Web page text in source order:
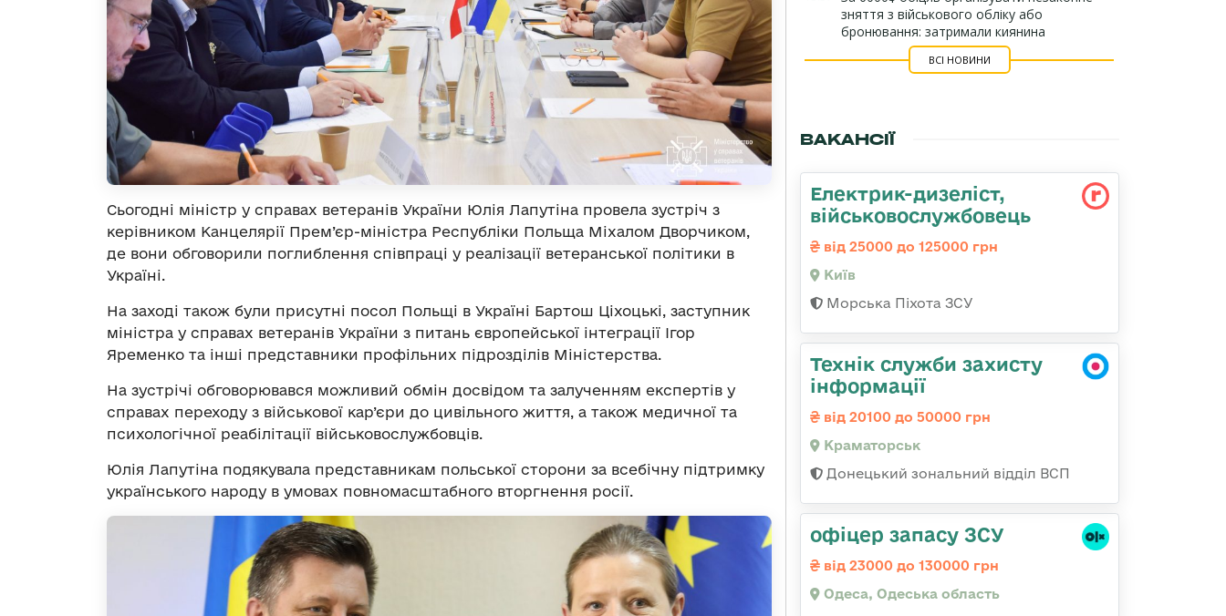
Сьогодні міністр у справах ветеранів України Юлія Лапутіна провела зустріч з
керівником Канцелярії Прем’єр-міністра Республіки Польща Міхалом Дворчиком,
де вони обговорили поглиблення співпраці у реалізації ветеранської політики в
Україні.
На заході також були присутні посол Польщі в Україні Бартош Ціхоцькі, заступник
міністра у справах ветеранів України з питань європейської інтеграції Ігор
Яременко та інші представники профільних підрозділів Міністерства.
На зустрічі обговорювався можливий обмін досвідом та залученням експертів у
справах переходу з військової кар’єри до цивільного життя, а також медичної та
психологічної реабілітації військовослужбовців.
Юлія Лапутіна подякувала представникам польської сторони за всебічну підтримку
українського народу в умовах повномасштабного вторгнення росії.
зняття з військового обліку або
бронювання: затримали киянина
ВСІ НОВИНИ
ВАКАНСІЇ
Електрик-дизеліст,
військовослужбовець
від 25000 до 125000 грн
Київ
Морська Піхота ЗСУ
Технік служби захисту
інформації
від 20100 до 50000 грн
Краматорськ
Донецький зональний відділ ВСП
офіцер запасу ЗСУ
від 23000 до 130000 грн
Одеса, Одеська область